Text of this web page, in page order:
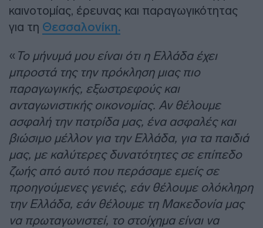
καινοτομίας, έρευνας και παραγωγικότητας
για τη Θεσσαλονίκη.
« Το μήνυμά μου είναι ότι η Ελλάδα έχει
μπροστά της την πρόκληση μιας πιο
παραγωγικής, εξωστρεφούς και
ανταγωνιστικής οικονομίας. Αν θέλουμε
ασφαλή την πατρίδα μας, ένα ασφαλές και
βιώσιμο μέλλον για την Ελλάδα, για τα παιδιά
μας, με καλύτερες δυνατότητες σε επίπεδο
ζωής από αυτό που περάσαμε εμείς σε
προηγούμενες γενιές, εάν θέλουμε ολόκληρη
την Ελλάδα, εάν θέλουμε τη Μακεδονία μας
να πρωταγωνιστεί, το στοίχημα είναι να